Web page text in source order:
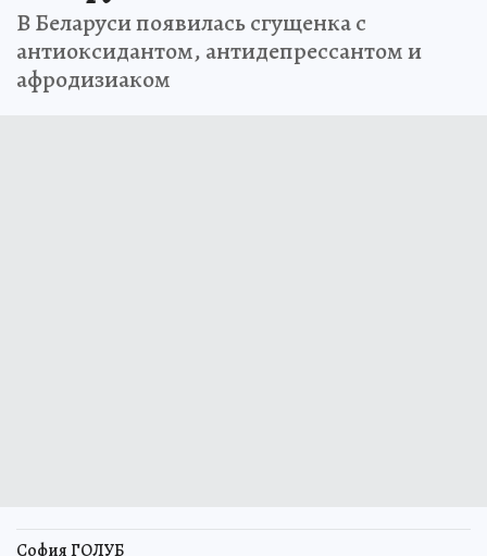
В Беларуси появилась сгущенка с
антиоксидантом, антидепрессантом и
афродизиаком
София ГОЛУБ